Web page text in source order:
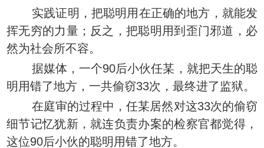
实践证明，把聪明用在正确的地方，就能发
挥无穷的力量；反之，把聪明用到歪门邪道，必
然为社会所不容。
据媒体，一个90后小伙任某，就把天生的聪
明用错了地方，一共偷窃33次，最终进了监狱。
在庭审的过程中，任某居然对这33次的偷窃
细节记忆犹新，就连负责办案的检察官都觉得，
这位90后小伙的聪明用错了地方。